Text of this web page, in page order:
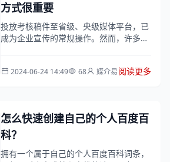
方式很重要
投放考核稿件至省级、央级媒体平台，已
成为企业宣传的常规操作。然而，许多新
以下四...
2024-06-24 14:49 68 媒介易阅读更多
怎么快速创建自己的个人百度百
科？
拥有一个属于自己的个人百度百科词条，